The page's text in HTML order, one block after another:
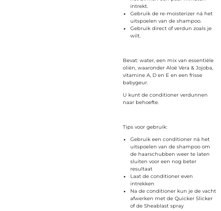
intrekt.
Gebruik de re-moisterizer ná het
uitspoelen van de shampoo.
Gebruik direct of verdun zoals je
wilt.
Bevat: water, een mix van essentiële
oliën, waaronder Aloë Vera & Jojoba,
vitamine A, D en E en een frisse
babygeur.
U kunt de conditioner verdunnen
naar behoefte.
Tips voor gebruik:
Gebruik een conditioner ná het
uitspoelen van de shampoo om
de haarschubben weer te laten
sluiten voor een nog beter
resultaat
Laat de conditioner even
intrekken
Na de conditioner kun je de vacht
afwerken met de Quicker Slicker
of de Sheablast spray